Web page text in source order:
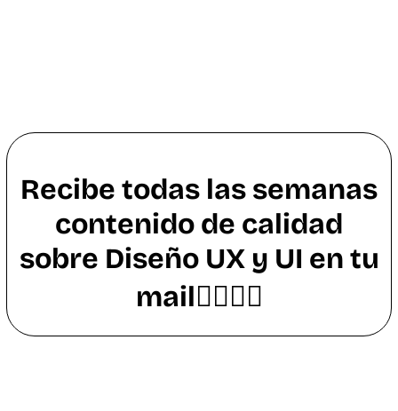
Recibe todas las semanas
contenido de calidad
sobre Diseño UX y UI en tu
mail👇🏼👇🏼